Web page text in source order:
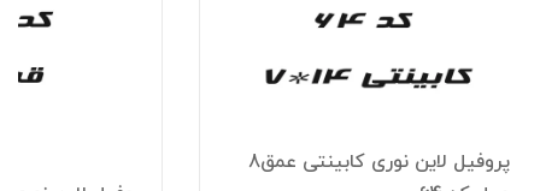
پروفیل لاین نوری کابینتی عمق8